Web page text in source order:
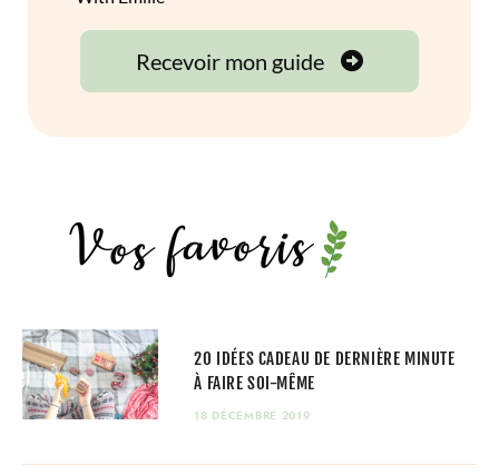
20 IDÉES CADEAU DE DERNIÈRE MINUTE
À FAIRE SOI-MÊME
18 DÉCEMBRE 2019